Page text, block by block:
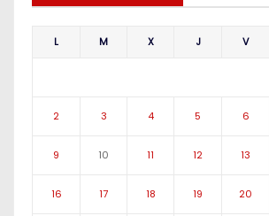
L M X J V
2 3 4 5 6
9 10 11 12 13
16 17 18 19 20